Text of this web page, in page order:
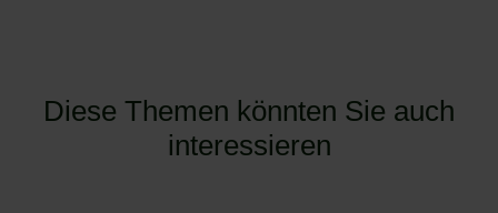
Diese Themen könnten Sie auch
interessieren